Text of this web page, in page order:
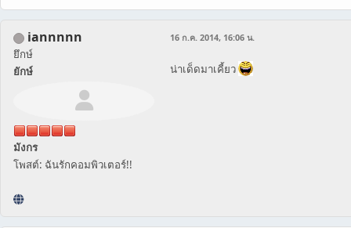
iannnnn
ยึกษ์
ยักษ์
มังกร
โพสต์: ฉันรักคอมพิวเตอร์!!
16 ก.ค. 2014, 16:06 น.
น่าเด็ดมาเคี้ยว